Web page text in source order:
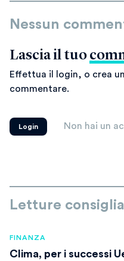
Nessun
Lascia il tuo
Effettua il login, o crea
commentare.
Login Non hai un
Letture
FINANZA
Clima, per i successi